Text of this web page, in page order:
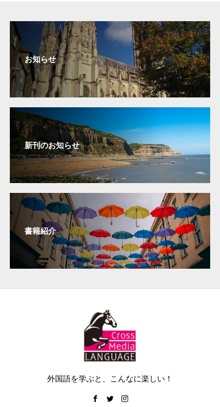
お知らせ
新刊のお知らせ
書籍紹介
外国語を学ぶと、こんなに楽しい！